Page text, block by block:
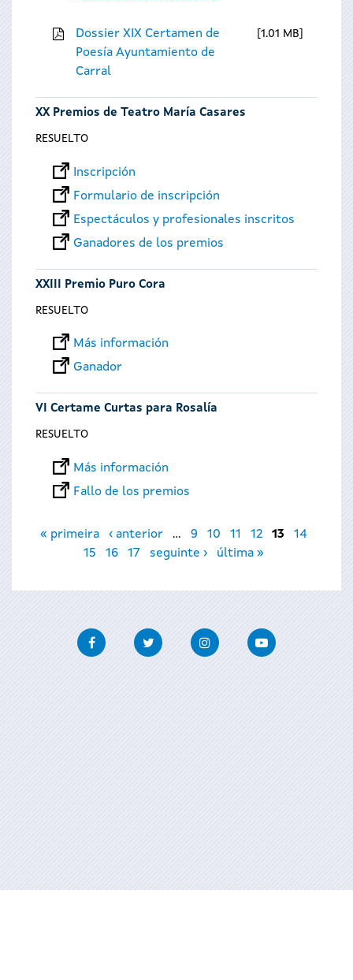
Dossier XIX Certamen de
Poesía Ayuntamiento de
Carral
1.01 MB
XX Premios de Teatro María Casares
RESUELTO
Inscripción
Formulario de inscripción
Espectáculos y profesionales inscritos
Ganadores de los premios
XXIII Premio Puro Cora
RESUELTO
Más información
Ganador
VI Certame Curtas para Rosalía
RESUELTO
Más información
Fallo de los premios
Páginas
« primeira ‹ anterior … 9 10 11 12 13
14
15
16 17 seguinte › última »
FacebookTwitter InstagramYoutube